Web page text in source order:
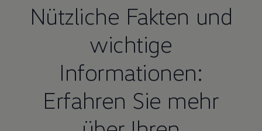
Nützliche Fakten und
wichtige
Informationen:
Erfahren Sie mehr